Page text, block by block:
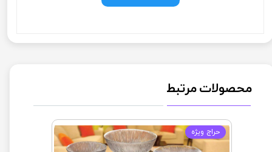
محصولات مرتبط
حراج ويژه